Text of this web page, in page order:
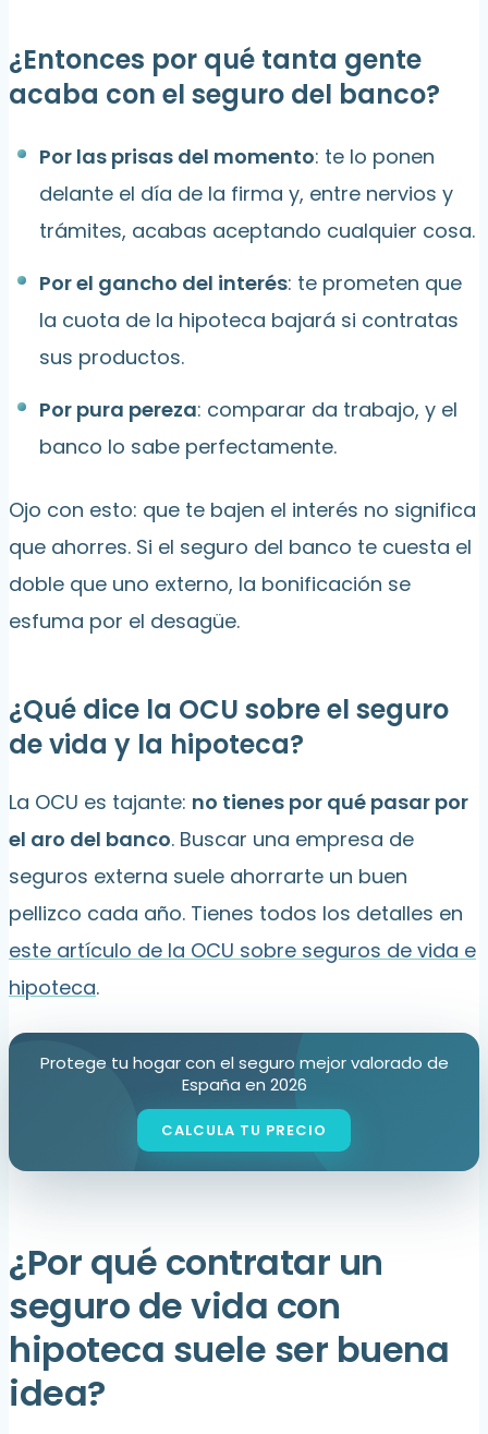
¿Entonces por qué tanta gente
acaba con el seguro del banco?
Por las prisas del momento: te lo ponen
delante el día de la firma y, entre nervios y
trámites, acabas aceptando cualquier cosa.
Por el gancho del interés: te prometen que
la cuota de la hipoteca bajará si contratas
sus productos.
Por pura pereza: comparar da trabajo, y el
banco lo sabe perfectamente.
Ojo con esto: que te bajen el interés no significa
que ahorres. Si el seguro del banco te cuesta el
doble que uno externo, la bonificación se
esfuma por el desagüe.
¿Qué dice la OCU sobre el seguro
de vida y la hipoteca?
La OCU es tajante: no tienes por qué pasar por
el aro del banco. Buscar una empresa de
seguros externa suele ahorrarte un buen
pellizco cada año. Tienes todos los detalles en
este artículo de la OCU sobre seguros de vida e
hipoteca.
Protege tu hogar con el seguro mejor valorado de
España en 2026
¿Por qué contratar un
seguro de vida con
hipoteca suele ser buena
idea?